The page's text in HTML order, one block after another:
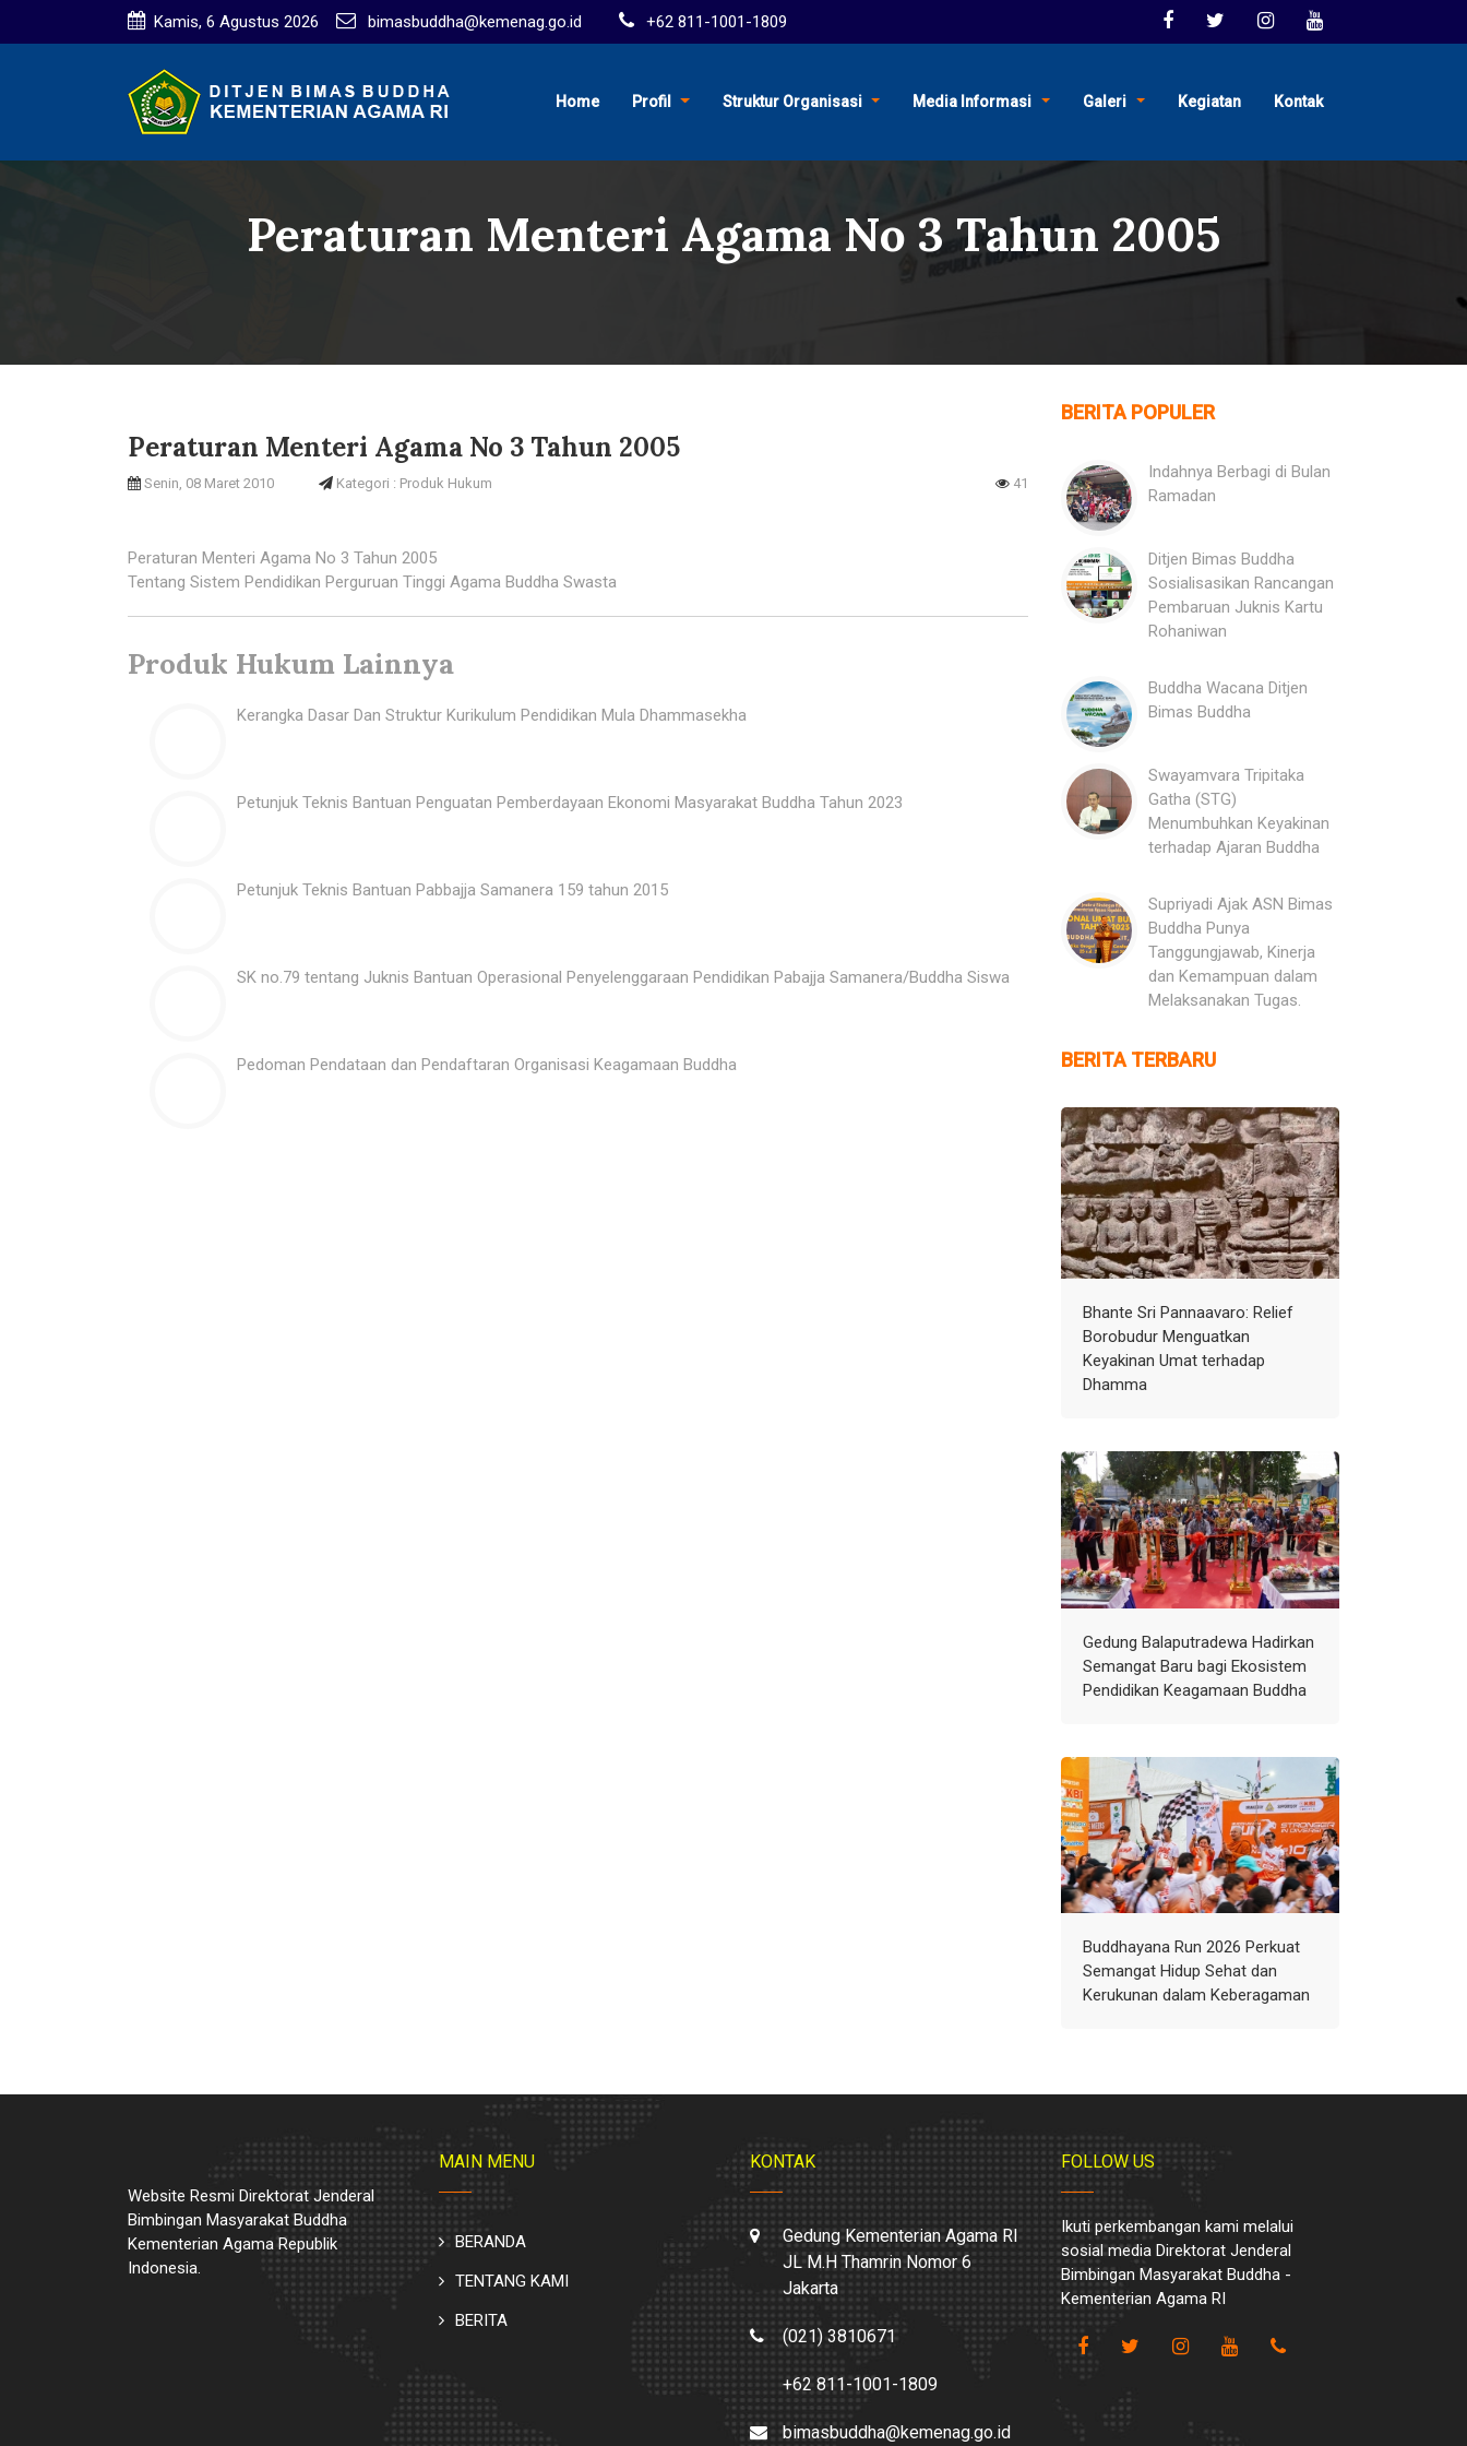
Kamis, 6 Agustus 2026 bimasbuddha@kemenag.go.id +62 811-1001-1809
Home Profil Struktur Organisasi Media Informasi Galeri Kegiatan Kontak
Peraturan Menteri Agama No 3 Tahun 2005
Peraturan Menteri Agama No 3 Tahun 2005
Senin, 08 Maret 2010 Kategori : Produk Hukum 41
Peraturan Menteri Agama No 3 Tahun 2005
Tentang Sistem Pendidikan Perguruan Tinggi Agama Buddha Swasta
Produk Hukum Lainnya
Kerangka Dasar Dan Struktur Kurikulum Pendidikan Mula Dhammasekha
Petunjuk Teknis Bantuan Penguatan Pemberdayaan Ekonomi Masyarakat Buddha Tahun 2023
Petunjuk Teknis Bantuan Pabbajja Samanera 159 tahun 2015
SK no.79 tentang Juknis Bantuan Operasional Penyelenggaraan Pendidikan Pabajja Samanera/Buddha Siswa
Pedoman Pendataan dan Pendaftaran Organisasi Keagamaan Buddha
BERITA POPULER
Indahnya Berbagi di Bulan
Ramadan
Ditjen Bimas Buddha
Sosialisasikan Rancangan
Pembaruan Juknis Kartu
Rohaniwan
Buddha Wacana Ditjen
Bimas Buddha
Swayamvara Tripitaka
Gatha (STG)
Menumbuhkan Keyakinan
terhadap Ajaran Buddha
Supriyadi Ajak ASN Bimas
Buddha Punya
Tanggungjawab, Kinerja
dan Kemampuan dalam
Melaksanakan Tugas.
BERITA TERBARU
Bhante Sri Pannaavaro: Relief
Borobudur Menguatkan
Keyakinan Umat terhadap
Dhamma
Gedung Balaputradewa Hadirkan
Semangat Baru bagi Ekosistem
Pendidikan Keagamaan Buddha
Buddhayana Run 2026 Perkuat
Semangat Hidup Sehat dan
Kerukunan dalam Keberagaman
Website Resmi Direktorat Jenderal
Bimbingan Masyarakat Buddha
Kementerian Agama Republik
Indonesia.
MAIN MENU
BERANDA
TENTANG KAMI
BERITA
KONTAK
Gedung Kementerian Agama RI
JL M.H Thamrin Nomor 6
Jakarta
(021) 3810671
+62 811-1001-1809
bimasbuddha@kemenag.go.id
FOLLOW US
Ikuti perkembangan kami melalui
sosial media Direktorat Jenderal
Bimbingan Masyarakat Buddha -
Kementerian Agama RI